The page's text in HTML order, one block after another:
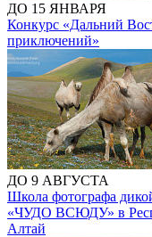
ДО 15 ЯНВАРЯ
Конкурс «Дальний
приключений»
ДО 9 АВГУСТА
Школа фотографа
«ЧУДО ВСЮДУ» в
Алтай